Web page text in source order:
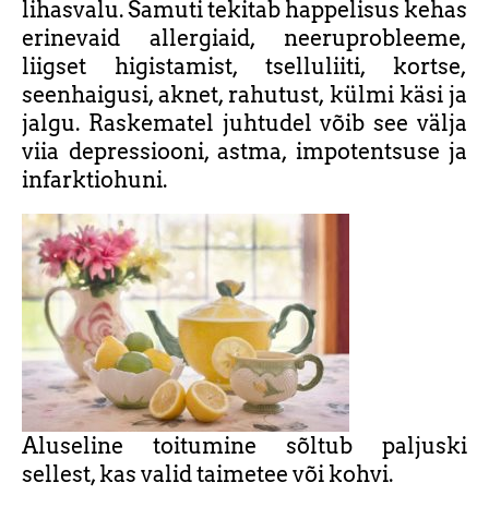
lihasvalu. Samuti tekitab happelisus kehas
erinevaid allergiaid, neeruprobleeme,
liigset higistamist, tselluliiti, kortse,
seenhaigusi, aknet, rahutust, külmi käsi ja
jalgu. Raskematel juhtudel võib see välja
viia depressiooni, astma, impotentsuse ja
infarktiohuni.
Aluseline toitumine sõltub paljuski
sellest, kas valid taimetee või kohvi.